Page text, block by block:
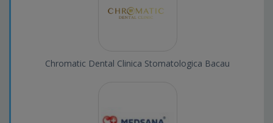
Chromatic Dental Clinica Stomatologica Bacau